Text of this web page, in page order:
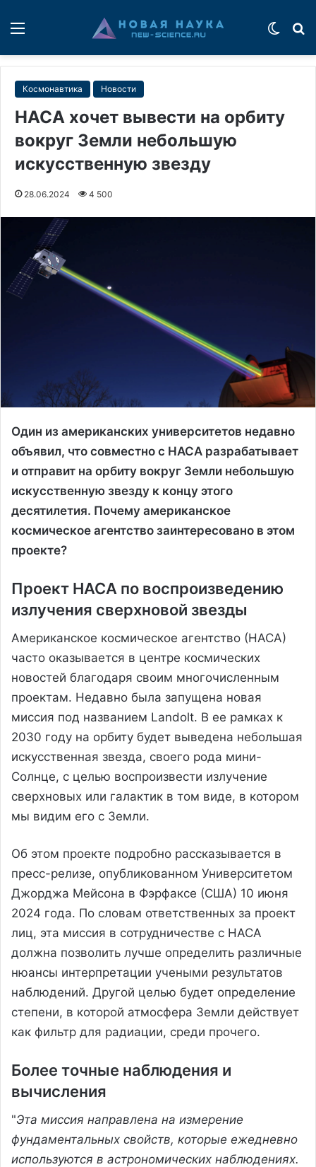
Космонавтика Новости
НАСА хочет вывести на орбиту
вокруг Земли небольшую
искусственную звезду
28.06.2024 4 500
Один из американских университетов недавно
объявил, что совместно с НАСА разрабатывает
и отправит на орбиту вокруг Земли небольшую
искусственную звезду к концу этого
десятилетия. Почему американское
космическое агентство заинтересовано в этом
проекте?
Проект НАСА по воспроизведению
излучения сверхновой звезды
Американское космическое агентство (НАСА)
часто оказывается в центре космических
новостей благодаря своим многочисленным
проектам. Недавно была запущена новая
миссия под названием Landolt. В ее рамках к
2030 году на орбиту будет выведена небольшая
искусственная звезда, своего рода мини-
Солнце, с целью воспроизвести излучение
сверхновых или галактик в том виде, в котором
мы видим его с Земли.
Об этом проекте подробно рассказывается в
пресс-релизе, опубликованном Университетом
Джорджа Мейсона в Фэрфаксе (США) 10 июня
2024 года. По словам ответственных за проект
лиц, эта миссия в сотрудничестве с НАСА
должна позволить лучше определить различные
нюансы интерпретации учеными результатов
наблюдений. Другой целью будет определение
степени, в которой атмосфера Земли действует
как фильтр для радиации, среди прочего.
Более точные наблюдения и
вычисления
"Эта миссия направлена на измерение
фундаментальных свойств, которые ежедневно
используются в астрономических наблюдениях.